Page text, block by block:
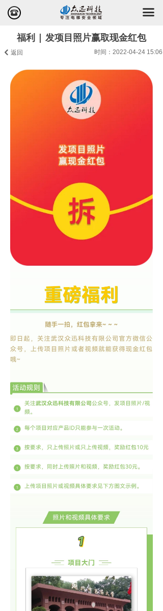
끀
뀰
福利 | 发项目照片赢取现金红包
时间： 2022-04-24 15:06
낒 返回